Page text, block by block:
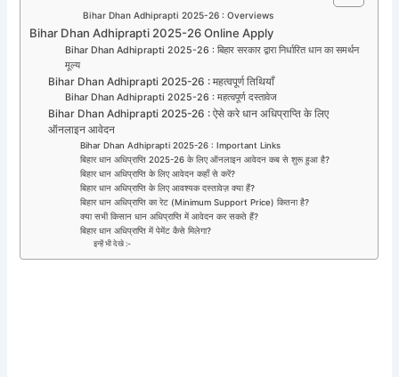
Bihar Dhan Adhiprapti 2025-26 : Overviews
Bihar Dhan Adhiprapti 2025-26 Online Apply
Bihar Dhan Adhiprapti 2025-26 : बिहार सरकार द्वारा निर्धारित धान का समर्थन
मूल्य
Bihar Dhan Adhiprapti 2025-26 : महत्वपूर्ण तिथियाँ
Bihar Dhan Adhiprapti 2025-26 : महत्वपूर्ण दस्तावेज
Bihar Dhan Adhiprapti 2025-26 : ऐसे करे धान अधिप्राप्ति के लिए
ऑनलाइन आवेदन
Bihar Dhan Adhiprapti 2025-26 : Important Links
बिहार धान अधिप्राप्ति 2025-26 के लिए ऑनलाइन आवेदन कब से शुरू हुआ है?
बिहार धान अधिप्राप्ति के लिए आवेदन कहाँ से करें?
बिहार धान अधिप्राप्ति के लिए आवश्यक दस्तावेज़ क्या हैं?
बिहार धान अधिप्राप्ति का रेट (Minimum Support Price) कितना है?
क्या सभी किसान धान अधिप्राप्ति में आवेदन कर सकते हैं?
बिहार धान अधिप्राप्ति में पेमेंट कैसे मिलेगा?
इन्हें भी देखे :-